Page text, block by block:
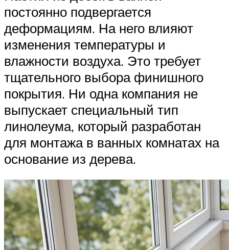
постоянно подвергается
деформациям. На него влияют
изменения температуры и
влажности воздуха. Это требует
тщательного выбора финишного
покрытия. Ни одна компания не
выпускает специальный тип
линолеума, который разработан
для монтажа в ванных комнатах на
основание из дерева.